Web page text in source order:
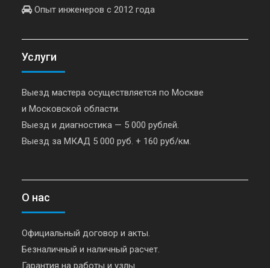
Опыт инженеров с 2012 года
Услуги
Выезд мастера осуществляется по Москве
и Московской области.
Выезд и диагностика — 5 000 рублей.
Выезд за МКАД 5 000 руб. + 160 руб/км.
О нас
Официальный договор и акты.
Безналичный и наличный расчет.